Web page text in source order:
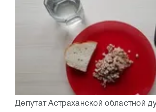
Депутат Астраханской областной